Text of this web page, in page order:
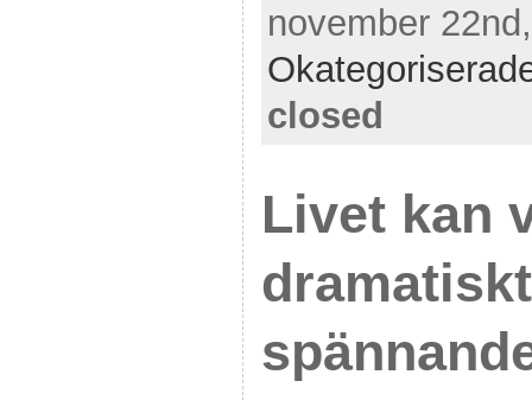
november
closed
Livet kan